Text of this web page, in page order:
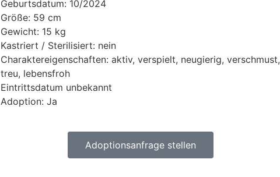
Geburtsdatum: 10/2024
Größe: 59 cm
Gewicht: 15 kg
Kastriert / Sterilisiert: nein
Charaktereigenschaften: aktiv, verspielt, neugierig, verschmust,
treu, lebensfroh
Eintrittsdatum unbekannt
Adoption: Ja
Adoptionsanfrage stellen